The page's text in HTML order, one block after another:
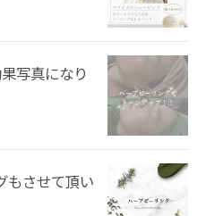
写真になり
もさせて頂い